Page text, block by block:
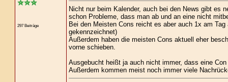
297 Beiträge
Nicht nur beim Kalender, auch bei den News gibt es
schon Probleme, dass man ab und an eine nicht
Bei den Meisten Cons reicht es aber auch 1x am
gekennzeichnet)
Außerdem haben die meisten Cons aktuell eher
vorne schieben.
Ausgebucht heißt ja auch nicht immer, dass eine
Außerdem kommen meist noch immer viele